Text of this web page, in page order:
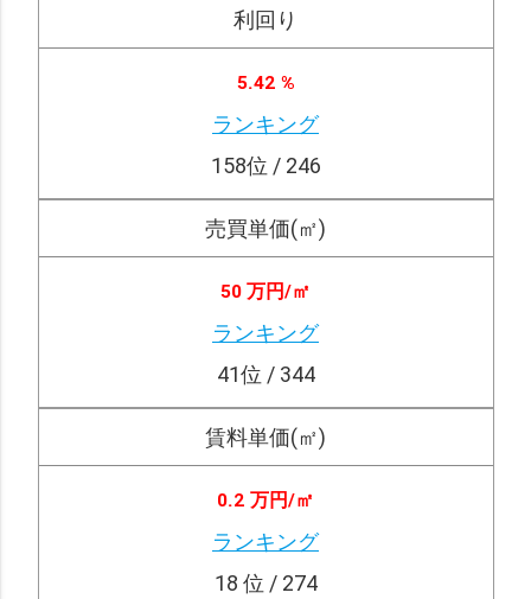
利回り
5.42 %
ランキング
158位 / 246
売買単価(㎡)
50 万円/㎡
ランキング
41位 / 344
賃料単価(㎡)
0.2 万円/㎡
ランキング
18 位 / 274